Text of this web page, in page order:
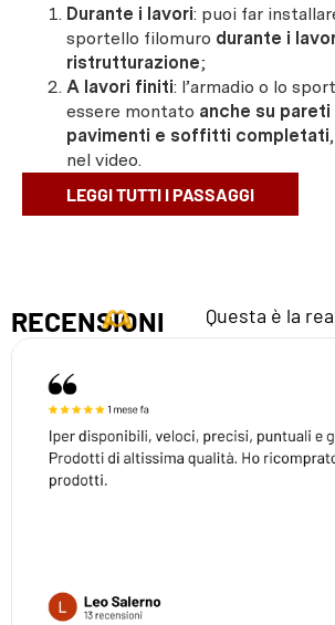
Durante i lavori: puoi far
sportello filomuro durante i
ristrutturazione;
A lavori finiti: l’armadio o lo
essere montato anche su
pavimenti e soffitti completati
nel video.
LEGGI TUTTI I PASSAGGI
RECENSIONI Questa è la